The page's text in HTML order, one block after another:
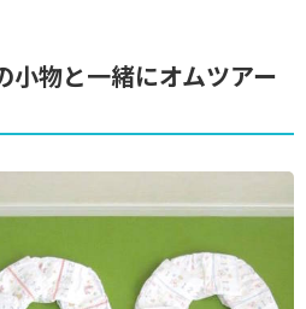
小物と一緒にオムツアー